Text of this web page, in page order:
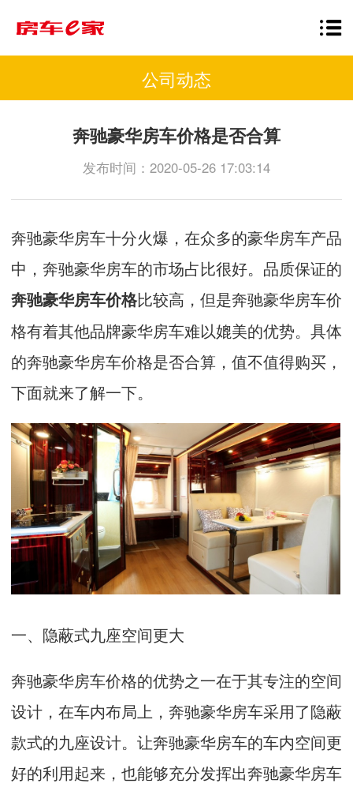
公司动态
奔驰豪华房车价格是否合算
发布时间：2020-05-26 17:03:14
奔驰豪华房车十分火爆，在众多的豪华房车产品
中，奔驰豪华房车的市场占比很好。品质保证的
奔驰豪华房车价格比较高，但是奔驰豪华房车价
格有着其他品牌豪华房车难以媲美的优势。具体
的奔驰豪华房车价格是否合算，值不值得购买，
下面就来了解一下。
一、隐蔽式九座空间更大
奔驰豪华房车价格的优势之一在于其专注的空间
设计，在车内布局上，奔驰豪华房车采用了隐蔽
款式的九座设计。让奔驰豪华房车的车内空间更
好的利用起来，也能够充分发挥出奔驰豪华房车